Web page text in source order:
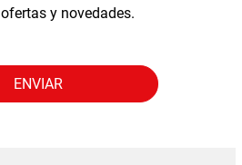
y novedades.